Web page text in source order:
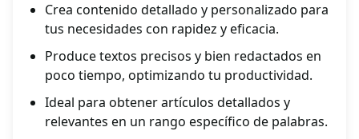
Crea contenido detallado y personalizado para
tus necesidades con rapidez y eficacia.
Produce textos precisos y bien redactados en
poco tiempo, optimizando tu productividad.
Ideal para obtener artículos detallados y
relevantes en un rango específico de palabras.